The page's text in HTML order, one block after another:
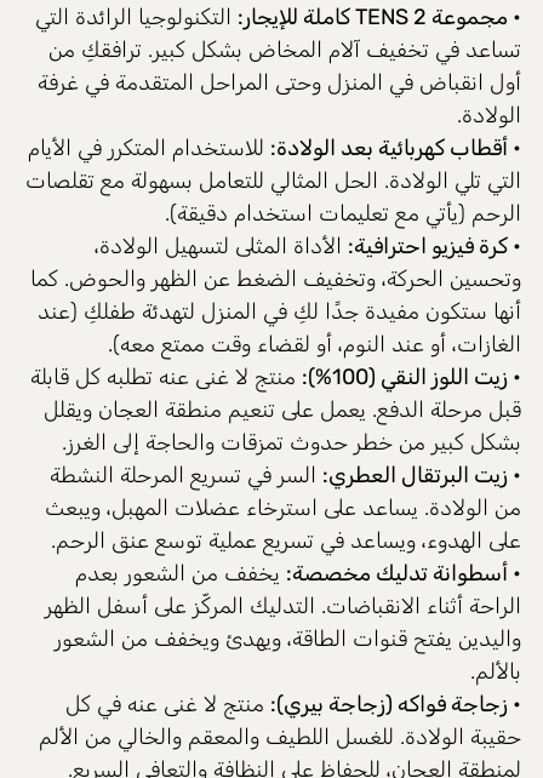
• مجموعة TENS 2 كاملة للإيجار
: التكنولوجيا الرائدة التي
تساعد في تخفيف آلام المخاض بشكل كبير. ترافقكِ من
أول انقباض في المنزل وحتى المراحل المتقدمة في غرفة
الولادة.
• أقطاب كهربائية بعد الولادة: للاستخدام المتكرر في الأيام
التي تلي الولادة. الحل المثالي للتعامل بسهولة مع تقلصات
الرحم (يأتي مع تعليمات استخدام دقيقة).
• كرة فيزيو احترافية: الأداة المثلى لتسهيل الولادة،
وتحسين الحركة، وتخفيف الضغط عن الظهر والحوض. كما
أنها ستكون مفيدة جدًا لكِ في المنزل لتهدئة طفلكِ (عند
الغازات، أو عند النوم، أو لقضاء وقت ممتع معه).
• زيت اللوز النقي (100%):
منتج لا غنى عنه تطلبه كل قابلة
قبل مرحلة الدفع. يعمل على تنعيم منطقة العجان ويقلل
بشكل كبير من خطر حدوث تمزقات والحاجة إلى الغرز.
• زيت البرتقال العطري: السر في تسريع المرحلة النشطة
من الولادة. يساعد على استرخاء عضلات المهبل، ويبعث
على الهدوء، ويساعد في تسريع عملية توسع عنق الرحم.
• أسطوانة تدليك مخصصة: يخفف من الشعور بعدم
الراحة أثناء الانقباضات. التدليك المركّز على أسفل الظهر
واليدين يفتح قنوات الطاقة، ويهدئ ويخفف من الشعور
بالألم.
• زجاجة فواكه (زجاجة بيري): منتج لا غنى عنه في كل
حقيبة الولادة. للغسل اللطيف والمعقم والخالي من الألم
لمنطقة العجان، للحفاظ على النظافة والتعافي السريع.